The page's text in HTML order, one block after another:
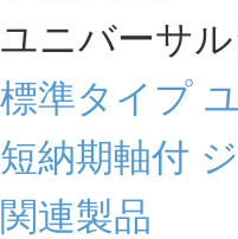
ユニバーサ
標準タイプ
短納期軸付
関連製品